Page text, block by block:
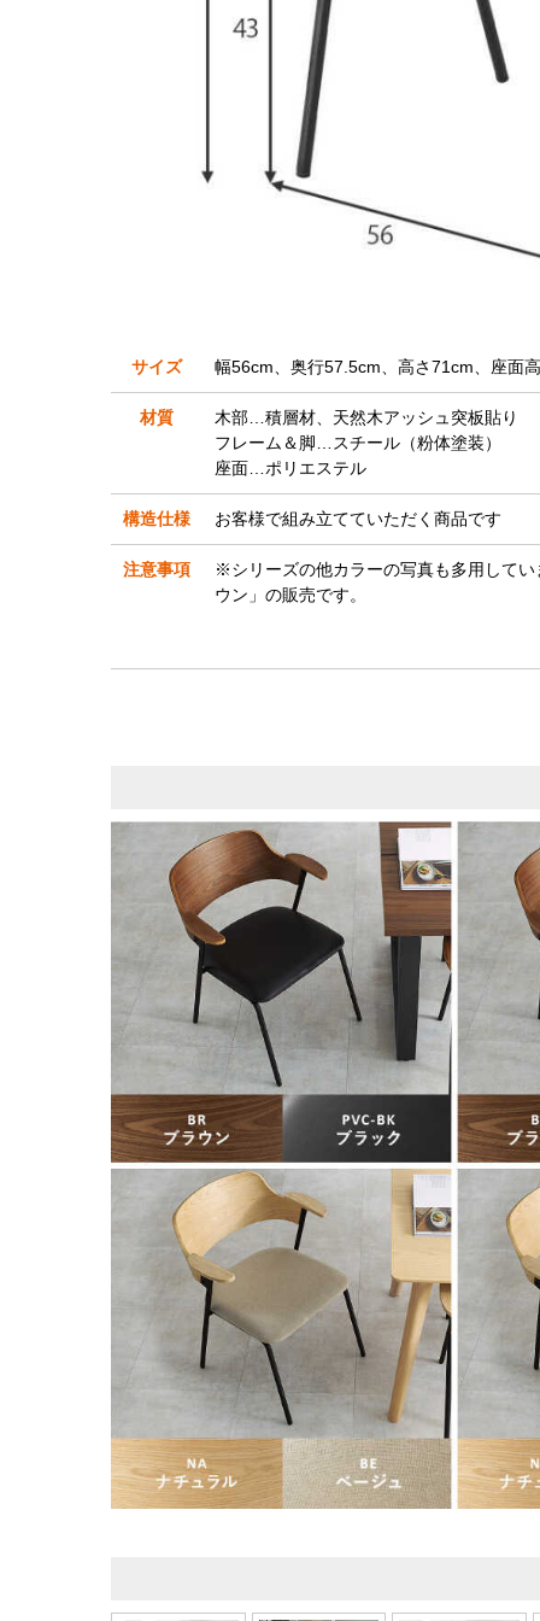
サイズ 幅56cm、奥行57.5cm、高さ71cm、座面
材質
木部…積層材、天然木アッシュ突板貼り
フレーム＆脚…スチール（粉体塗装）
座面…ポリエステル
構造仕様 お客様で組み立てていただく商品です
注意事項
※シリーズの他カラーの写真も多用して
ウン」の販売です。